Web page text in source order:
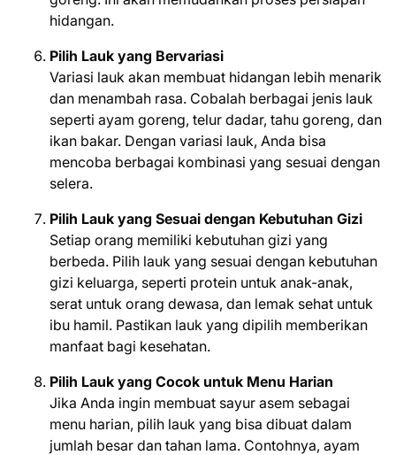
hidangan.
Pilih Lauk yang Bervariasi
Variasi lauk akan membuat hidangan lebih menarik
dan menambah rasa. Cobalah berbagai jenis lauk
seperti ayam goreng, telur dadar, tahu goreng, dan
ikan bakar. Dengan variasi lauk, Anda bisa
mencoba berbagai kombinasi yang sesuai dengan
selera.
Pilih Lauk yang Sesuai dengan Kebutuhan Gizi
Setiap orang memiliki kebutuhan gizi yang
berbeda. Pilih lauk yang sesuai dengan kebutuhan
gizi keluarga, seperti protein untuk anak-anak,
serat untuk orang dewasa, dan lemak sehat untuk
ibu hamil. Pastikan lauk yang dipilih memberikan
manfaat bagi kesehatan.
Pilih Lauk yang Cocok untuk Menu Harian
Jika Anda ingin membuat sayur asem sebagai
menu harian, pilih lauk yang bisa dibuat dalam
jumlah besar dan tahan lama. Contohnya, ayam